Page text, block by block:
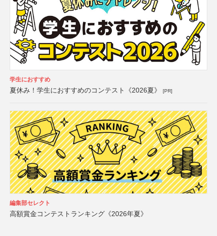
学生におすすめ
夏休み！学生におすすめのコンテスト《2026夏》 [PR]
編集部セレクト
高額賞金コンテストランキング《2026年夏》